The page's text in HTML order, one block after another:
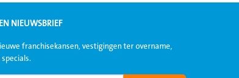
NIEUWSBRIEF
franchisekansen, vestigingen ter overname,